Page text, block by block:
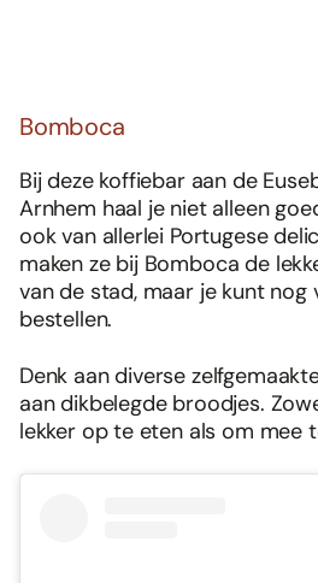
Bomboca
Bij deze koffiebar aan de
Arnhem haal je niet alleen
ook van allerlei Portugese
maken ze bij Bomboca de
van de stad, maar je kunt nog
bestellen.
Denk aan diverse
aan dikbelegde broodjes.
lekker op te eten als om mee